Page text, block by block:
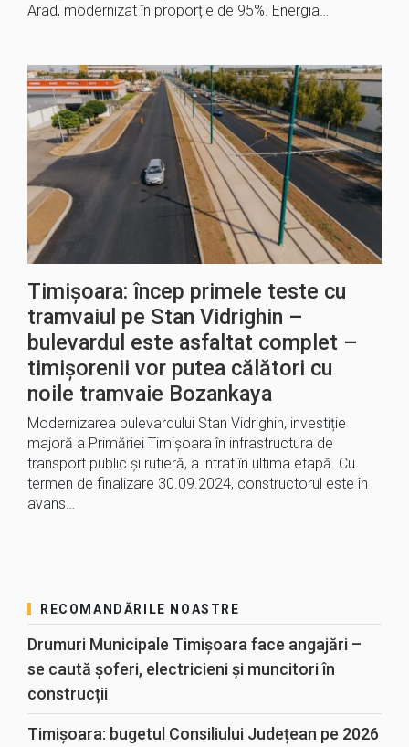
Arad, modernizat în proporție de 95%. Energia…
Timișoara: încep primele teste cu
tramvaiul pe Stan Vidrighin –
bulevardul este asfaltat complet –
timișorenii vor putea călători cu
noile tramvaie Bozankaya
Modernizarea bulevardului Stan Vidrighin, investiție
majoră a Primăriei Timișoara în infrastructura de
transport public și rutieră, a intrat în ultima etapă. Cu
termen de finalizare 30.09.2024, constructorul este în
avans…
RECOMANDĂRILE NOASTRE
Drumuri Municipale Timișoara face angajări –
se caută șoferi, electricieni și muncitori în
construcții
Timișoara: bugetul Consiliului Județean pe 2026